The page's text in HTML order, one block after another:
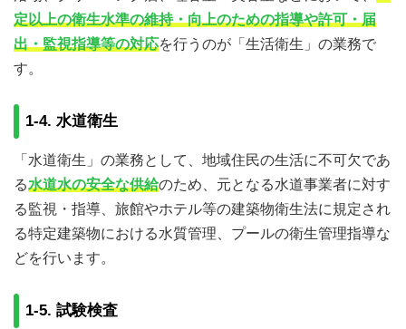
定以上の衛生水準の維持・向上のための指導や許可・届
出・監視指導等の対応を行うのが「生活衛生」の業務で
す。
1-4. 水道衛生
「水道衛生」の業務として、地域住民の生活に不可欠であ
る水道水の安全な供給のため、元となる水道事業者に対す
る監視・指導、旅館やホテル等の建築物衛生法に規定され
る特定建築物における水質管理、プールの衛生管理指導な
どを行います。
1-5. 試験検査